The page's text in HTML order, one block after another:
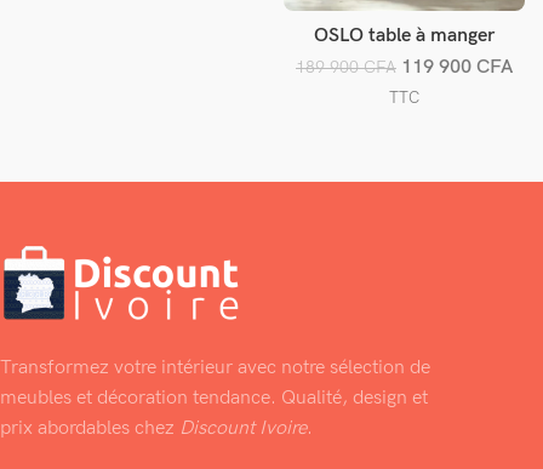
Ajouter au panier
OSLO table à manger
189 900CFA 119 900 CFA
TTC
Transformez votre intérieur avec notre sélection de
meubles et décoration tendance. Qualité, design et
prix abordables chez Discount Ivoire.